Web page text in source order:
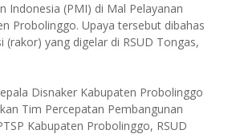
Indonesia (PMI) di Mal Pelayanan
Probolinggo. Upaya tersebut dibahas
yang digelar di RSUD Tongas,
Disnaker Kabupaten Probolinggo
Tim Percepatan Pembangunan
Kabupaten Probolinggo, RSUD